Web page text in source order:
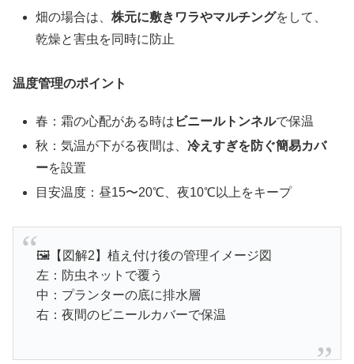
畑の場合は、株元に敷きワラやマルチングをして、
乾燥と害虫を同時に防止
温度管理のポイント
春：霜の心配がある時は ビニールトンネルで保温
秋：気温が下がる夜間は、冷えすぎを防ぐ簡易カバ
ーを設置
目安温度：昼15〜20℃、夜10℃以上をキープ
🖼【図解2】植え付け後の管理イメージ図
左：防虫ネットで覆う
中：プランターの底に排水層
右：夜間のビニールカバーで保温